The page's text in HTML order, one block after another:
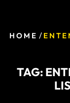
HOME /
TAG: